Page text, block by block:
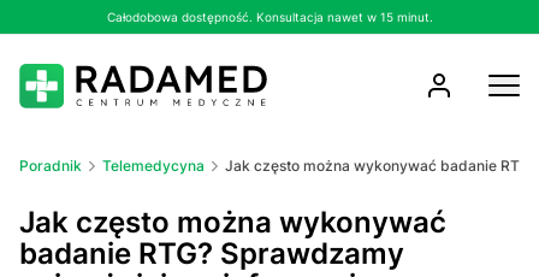
Całodobowa dostępność. Konsultacja nawet w 15 minut.
Poradnik Telemedycyna Jak często można wykonywać badanie
Jak często można wykonywać
badanie RTG? Sprawdzamy